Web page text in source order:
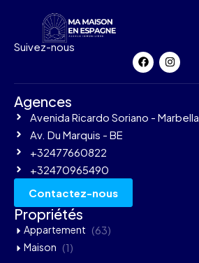
Suivez-nous
Agences
Avenida Ricardo Soriano - Marbella
Av. Du Marquis - BE
+32477660822
+32470965490
Contactez-nous
Propriétés
Appartement (63)
Maison (1)